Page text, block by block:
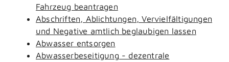
Fahrzeug beantragen
Abschriften, Ablichtungen, Vervielfältigungen
und Negative amtlich beglaubigen lassen
Abwasser entsorgen
Abwasserbeseitigung - dezentrale